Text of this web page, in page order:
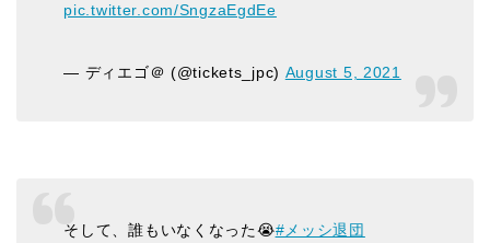
pic.twitter.com/SngzaEgdEe
— ディエゴ＠ (@tickets_jpc) August 5, 2021
そして、誰もいなくなった😭#メッシ退団